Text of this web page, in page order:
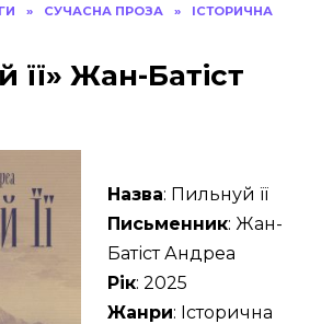
» СУЧАСНА ПРОЗА »
ІСТОРИЧНА
її» Жан-Батіст
Назва: Пильнуй її
Письменник: Жан-
Батіст Андреа
Рік: 2025
Жанри: Історична